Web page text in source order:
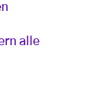
alle